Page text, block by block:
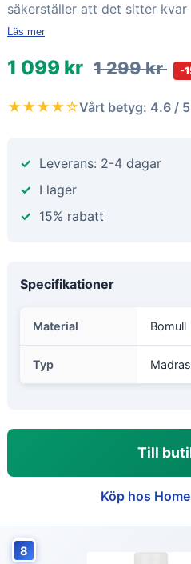
säkerställer att det sitter
Läs mer
1 099 kr 1 299 kr -
★★★★☆Vårt betyg: 4.6 / 5
Leverans: 2-4 dagar
I lager
15% rabatt
Specifikationer
Material Bomull
Typ
Till
Köp hos
8